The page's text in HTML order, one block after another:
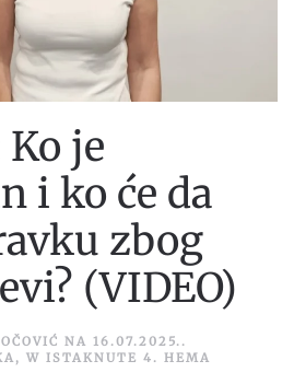
je
i ko će da
zbog
(VIDEO)
NA 16.07.2025. .
, W ISTAKNUTE 4 . НЕМА